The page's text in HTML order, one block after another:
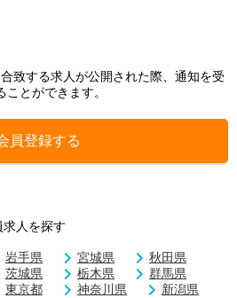
致する求人が公開された際、通知を受
ことができます。
員登録する
人を探す
岩手県 宮城県
秋田県
茨城県 栃木県
群馬県
東京都 神奈川県
新潟県